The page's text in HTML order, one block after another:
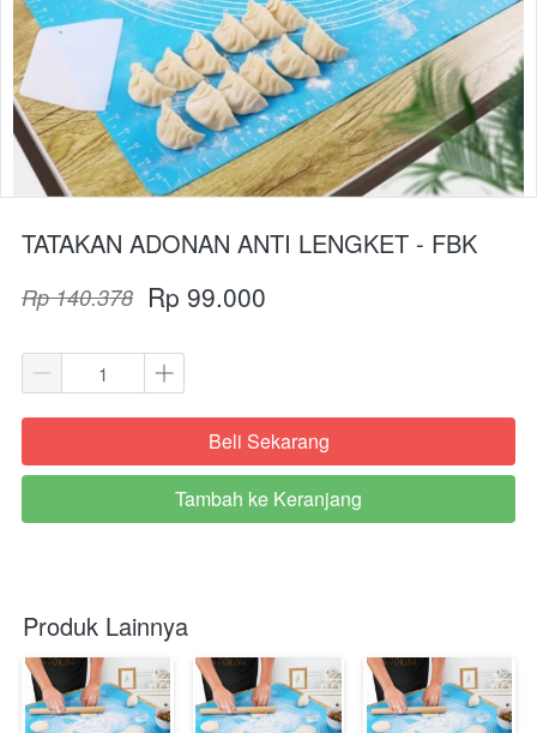
TATAKAN ADONAN ANTI LENGKET - FBK
Rp 140.378 Rp 99.000
`Beli Sekarang
`
Tambah ke Keranjang
Produk Lainnya